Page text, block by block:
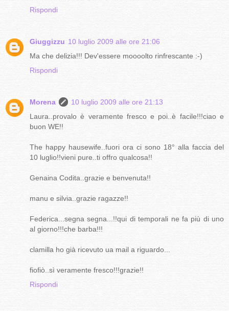
Rispondi
Giuggizzu 10 luglio 2009 alle ore 21:06
Ma che delizia!!! Dev'essere moooolto rinfrescante :-)
Rispondi
Morena
10 luglio 2009 alle ore 21:13
Laura..provalo è veramente fresco e poi..è facile!!!ciao e
buon WE!!
The happy hausewife..fuori ora ci sono 18° alla faccia del
10 luglio!!vieni pure..ti offro qualcosa!!
Genaina Codita..grazie e benvenuta!!
manu e silvia..grazie ragazze!!
Federica...segna segna...!!qui di temporali ne fa più di uno
al giorno!!!che barba!!!
clamilla ho già ricevuto ua mail a riguardo...
fiofiò..sì veramente fresco!!!grazie!!
Rispondi